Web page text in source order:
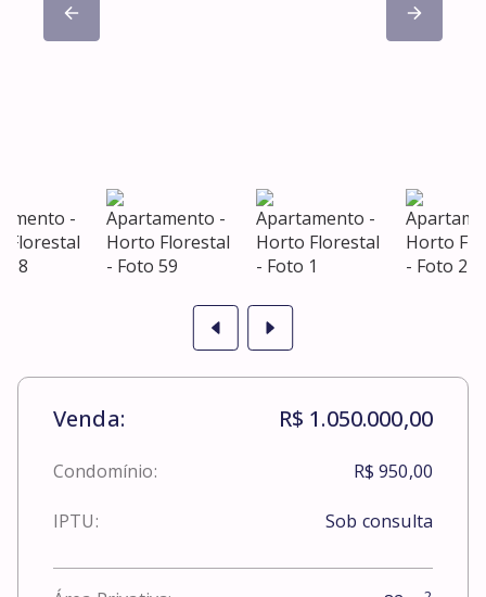
Venda: R$ 1.050.000,00
Condomínio: R$ 950,00
IPTU: Sob consulta